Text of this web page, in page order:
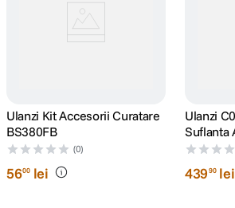
9 . dji mic mini
10 . dji osmo
Ulanzi Kit Accesorii Curatare
BS380FB
(0)
5600 lei
Ulanzi
Suflanta
43990 lei